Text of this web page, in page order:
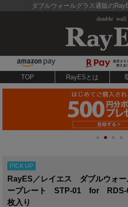
ダブルウォールグラス通販の
TOP RayESとは
PICK UP
RayES／レイエス ダブルウォ
ープレート STP-01 for RDS-
枚入り